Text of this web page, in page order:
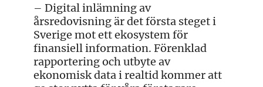
– Digital inlämning av
årsredovisning är det första steget i
Sverige mot ett ekosystem för
finansiell information. Förenklad
rapportering och utbyte av
ekonomisk data i realtid kommer att